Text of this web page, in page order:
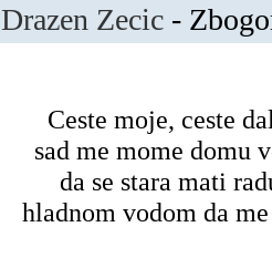
Drazen Zecic-
Ceste moje, ceste
sad me mome domu
da se stara mati
hladnom vodom da